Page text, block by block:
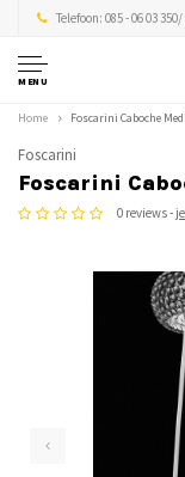
Telefoon: 085 - 06 03
MENU
Home Foscarini Caboche
Foscarini
Foscarini
0 reviews -